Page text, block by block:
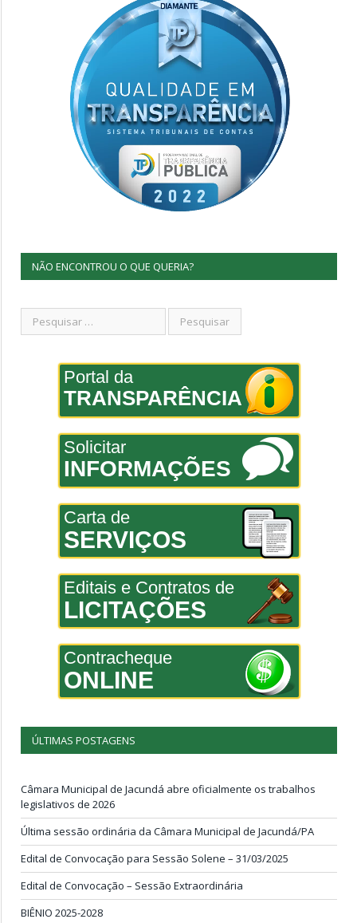
NÃO ENCONTROU O QUE QUERIA?
Portal da
TRANSPARÊNCIA
Solicitar
INFORMAÇÕES
Carta de
SERVIÇOS
Editais e Contratos de
LICITAÇÕES
Contracheque
ONLINE
ÚLTIMAS POSTAGENS
Câmara Municipal de Jacundá abre oficialmente os trabalhos
legislativos de 2026
Última sessão ordinária da Câmara Municipal de Jacundá/PA
Edital de Convocação para Sessão Solene – 31/03/2025
Edital de Convocação – Sessão Extraordinária
BIÊNIO 2025-2028